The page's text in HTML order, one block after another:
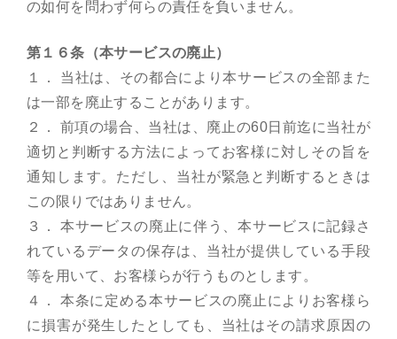
の如何を問わず何らの責任を負いません。
第１６条（本サービスの廃止）
１． 当社は、その都合により本サービスの全部また
は一部を廃止することがあります。
２． 前項の場合、当社は、廃止の60日前迄に当社が
適切と判断する方法によってお客様に対しその旨を
通知します。ただし、当社が緊急と判断するときは
この限りではありません。
３． 本サービスの廃止に伴う、本サービスに記録さ
れているデータの保存は、当社が提供している手段
等を用いて、お客様らが行うものとします。
４． 本条に定める本サービスの廃止によりお客様ら
に損害が発生したとしても、当社はその請求原因の